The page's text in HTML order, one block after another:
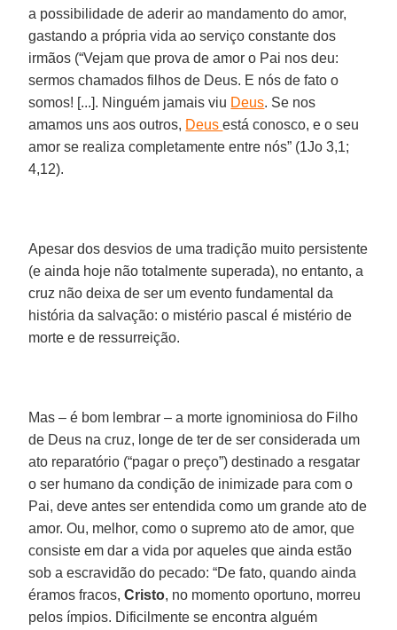
a possibilidade de aderir ao mandamento do amor,
gastando a própria vida ao serviço constante dos
irmãos (“Vejam que prova de amor o Pai nos deu:
sermos chamados filhos de Deus. E nós de fato o
somos! [...]. Ninguém jamais viu Deus. Se nos
amamos uns aos outros, Deusestá conosco, e o seu
amor se realiza completamente entre nós” (1Jo 3,1;
4,12).
Apesar dos desvios de uma tradição muito persistente
(e ainda hoje não totalmente superada), no entanto, a
cruz não deixa de ser um evento fundamental da
história da salvação: o mistério pascal é mistério de
morte e de ressurreição.
Mas – é bom lembrar – a morte ignominiosa do Filho
de Deus na cruz, longe de ter de ser considerada um
ato reparatório (“pagar o preço”) destinado a resgatar
o ser humano da condição de inimizade para com o
Pai, deve antes ser entendida como um grande ato de
amor. Ou, melhor, como o supremo ato de amor, que
consiste em dar a vida por aqueles que ainda estão
sob a escravidão do pecado: “De fato, quando ainda
éramos fracos,Cristo, no momento oportuno, morreu
pelos ímpios. Dificilmente se encontra alguém